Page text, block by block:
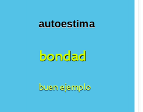
autoestima
bondad
buen ejemplo